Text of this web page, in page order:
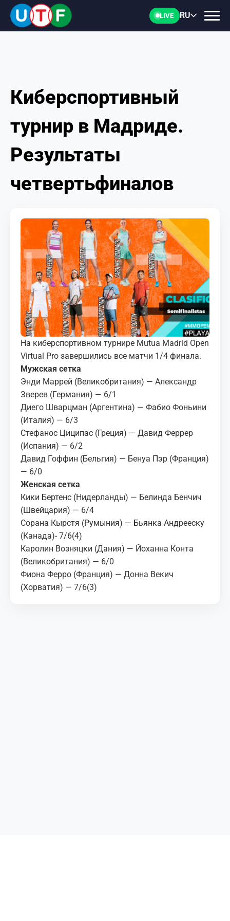
LIVE RU
ГЛАВНАЯ
ФТУ
НОВОСТИ
ДОКУМЕНТЫ
МЕДИА
КОРТЫ
КОНТАКТЫ
UZ-PIN
Киберспортивный
турнир в Мадриде.
Результаты
четвертьфиналов
На киберспортивном турнире Mutua Madrid Open
Virtual Pro завершились все матчи 1/4 финала.
Мужская сетка
Энди Маррей (Великобритания) — Александр
Зверев (Германия) — 6/1
Диего Шварцман (Аргентина) — Фабио Фоньини
(Италия) — 6/3
Стефанос Циципас (Греция) — Давид Феррер
(Испания) — 6/2
Давид Гоффин (Бельгия) — Бенуа Пэр (Франция)
— 6/0
Женская сетка
Кики Бертенс (Нидерланды) — Белинда Бенчич
(Швейцария) — 6/4
Сорана Кырстя (Румыния) — Бьянка Андрееску
(Канада)- 7/6(4)
Каролин Возняцки (Дания) — Йоханна Конта
(Великобритания) — 6/0
Фиона Ферро (Франция) — Донна Векич
(Хорватия) — 7/6(3)